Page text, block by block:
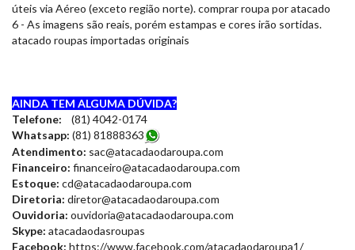
úteis via Aéreo (exceto região norte). comprar roupa por atacado
6 - As imagens são reais, porém estampas e cores irão sortidas.
atacado roupas importadas originais
AINDA TEM ALGUMA DÚVIDA?
Telefone: (81) 4042-0174
Whatsapp: (81) 81888363
Atendimento: sac@atacadaodaroupa.com
Financeiro: financeiro@atacadaodaroupa.com
Estoque: cd@atacadaodaroupa.com
Diretoria: diretor@atacadaodaroupa.com
Ouvidoria: ouvidoria@atacadaodaroupa.com
Skype: atacadaodasroupas
Facebook: https://www.facebook.com/atacadaodaroupa1/